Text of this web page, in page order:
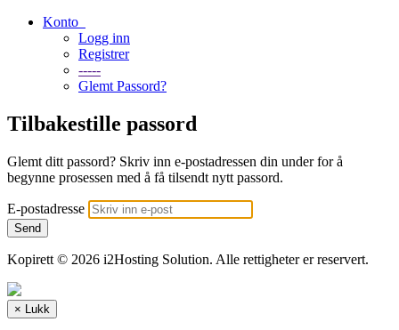
Konto
Logg inn
Registrer
-----
Glemt Passord?
Tilbakestille passord
Glemt ditt passord? Skriv inn e-postadressen din under for å
begynne prosessen med å få tilsendt nytt passord.
E-postadresse
Send
Kopirett © 2026 i2Hosting Solution. Alle rettigheter er reservert.
× Lukk